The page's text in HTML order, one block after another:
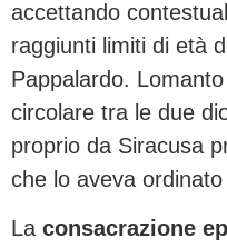
accettando
raggiunti limiti di età
Pappalardo.
circolare tra le due
proprio da Siracusa
che lo aveva
La consacrazione